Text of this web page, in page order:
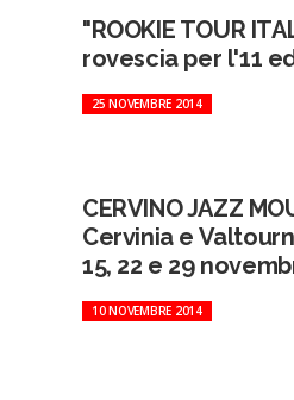
"ROOKIE TOUR
rovescia per l'11
25 NOVEMBRE 2014
CERVINO JAZZ
Cervinia e
15, 22 e 29
10 NOVEMBRE 2014